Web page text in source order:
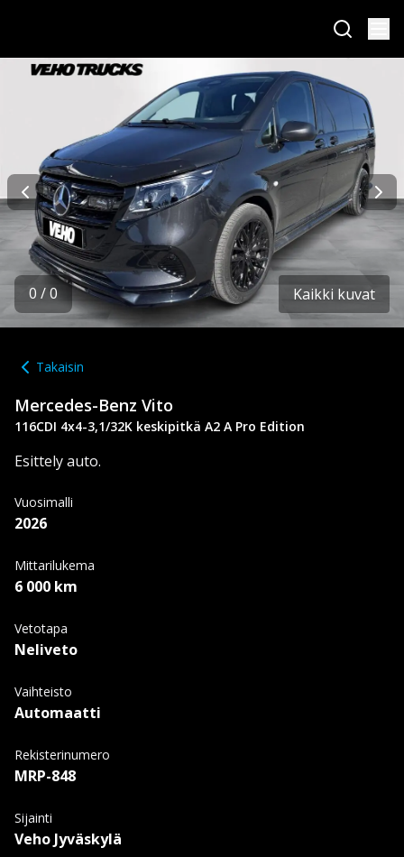
0 /0 Kaikki kuvat
Takaisin
Mercedes-Benz Vito
116CDI 4x4-3,1/32K keskipitkä A2 A Pro Edition
Esittely auto.
Vuosimalli
2026
Mittarilukema
6 000 km
Vetotapa
Neliveto
Vaihteisto
Automaatti
Rekisterinumero
MRP-848
Sijainti
Veho Jyväskylä